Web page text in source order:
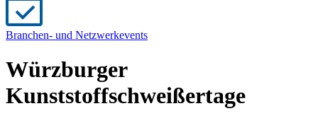
Branchen- und Netzwerkevents
Würzburger
Kunststoffschweißertage